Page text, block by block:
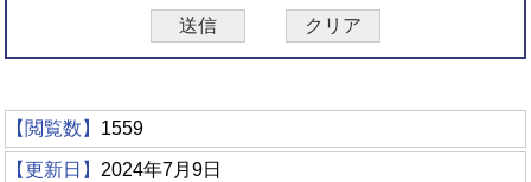
【閲覧数】 1559
【更新日】 2024年7月9日